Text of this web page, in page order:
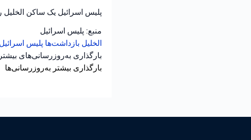
پلیس اسرائیل یک ساکن الخلیل
منبع: پلیس اسرائیل
الخلیل بازداشت‌ها پلیس اسرائیل
بارگذاری به‌روزرسانی‌های
بارگذاری بیشتر به‌روزرسانی‌ها